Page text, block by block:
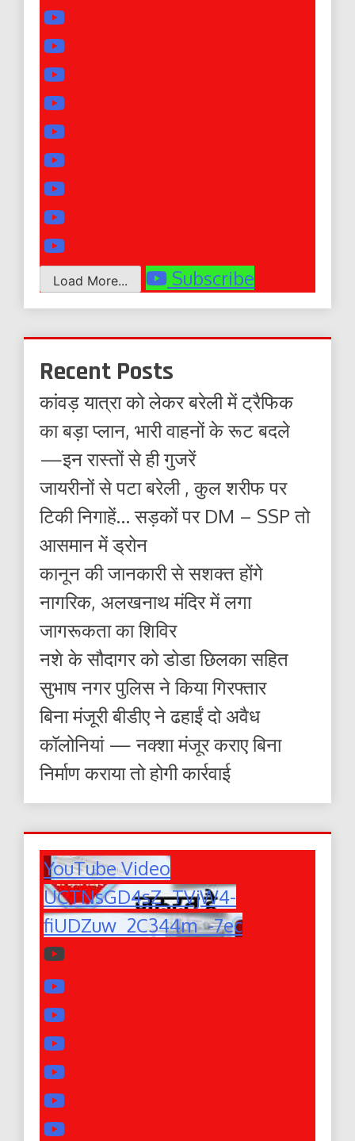
Load More... Subscribe
Recent Posts
कांवड़ यात्रा को लेकर बरेली में ट्रैफिक
का बड़ा प्लान, भारी वाहनों के रूट बदले
—इन रास्तों से ही गुजरें
जायरीनों से पटा बरेली , कुल शरीफ पर
टिकी निगाहें… सड़कों पर DM – SSP तो
आसमान में ड्रोन
कानून की जानकारी से सशक्त होंगे
नागरिक, अलखनाथ मंदिर में लगा
जागरूकता का शिविर
नशे के सौदागर को डोडा छिलका सहित
सुभाष नगर पुलिस ने किया गिरफ्तार
बिना मंजूरी बीडीए ने ढहाईं दो अवैध
कॉलोनियां — नक्शा मंजूर कराए बिना
निर्माण कराया तो होगी कार्रवाई
YouTube Video
UCTNsGD4sZ_TVjW4-
fiUDZuw_2C344m_-7ec